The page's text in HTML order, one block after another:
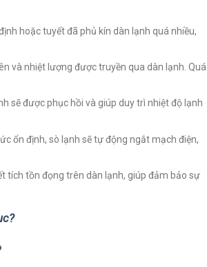
hoặc tuyết đã phủ kín dàn lạnh quá nhiều,
và nhiệt lượng được truyền qua dàn lạnh. Quá
sẽ được phục hồi và giúp duy trì nhiệt độ lạnh
ổn định, sò lạnh sẽ tự động ngắt mạch điện,
tích tồn đọng trên dàn lạnh, giúp đảm bảo sự